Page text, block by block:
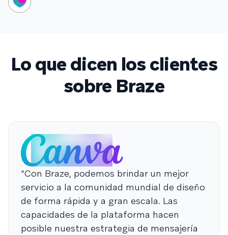
Lo que dicen los clientes
sobre Braze
“Con Braze, podemos brindar un mejor
servicio a la comunidad mundial de diseño
de forma rápida y a gran escala. Las
capacidades de la plataforma hacen
posible nuestra estrategia de mensajería